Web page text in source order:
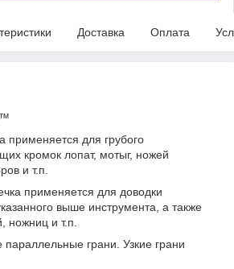
Доставка Оплата
применяется для грубого
кромок лопат, мотыг, ножей
и т.п.
применяется для доводки
выше инструмента, а также
ножниц и т.п.
грани. Узкие грани